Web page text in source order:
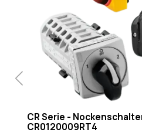
CR Serie -
CR0120009RT4